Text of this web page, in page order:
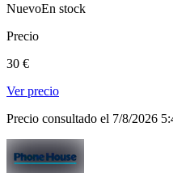
NuevoEn stock
Precio
30 €
Ver precio
Precio consultado el 7/8/2026